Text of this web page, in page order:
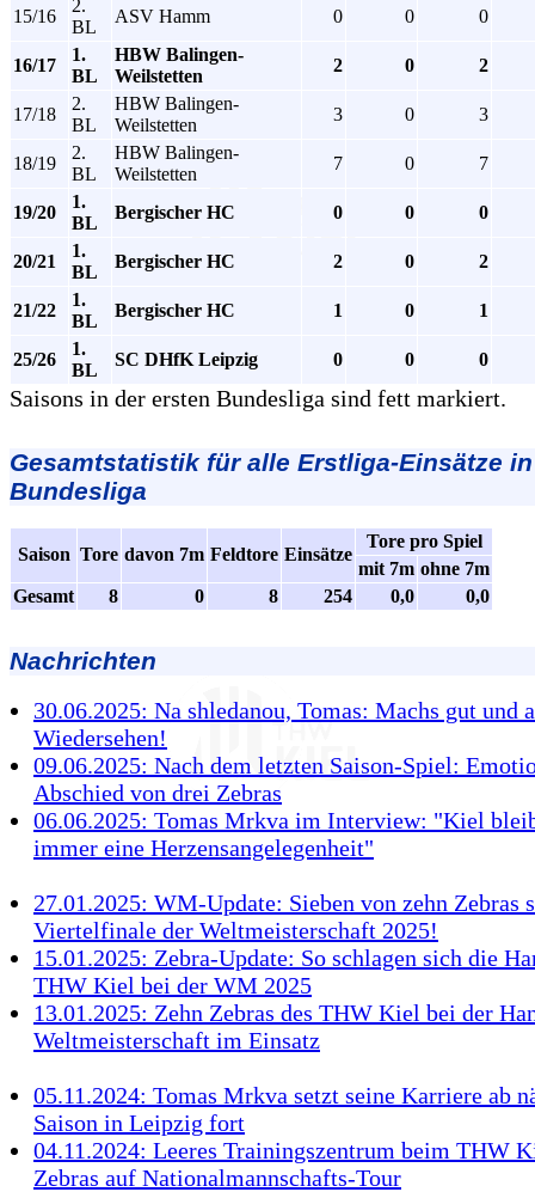
15/16
2.
BL
ASV Hamm 0 0 0
16/17
1.
BL
HBW Balingen-
Weilstetten
2 0 2
17/18
2.
BL
HBW Balingen-
Weilstetten
3 0 3
18/19
2.
BL
HBW Balingen-
Weilstetten
7 0 7
19/20
1.
BL
Bergischer HC 0 0 0
20/21
1.
BL
Bergischer HC 2 0 2
21/22
1.
BL
Bergischer HC 1 0 1
25/26
1.
BL
SC DHfK Leipzig 0 0 0
Saisons in der ersten Bundesliga sind fett markiert.
Gesamtstatistik für alle Erstliga-Einsätze
Bundesliga
Saison Tore davon 7m Feldtore Einsätze
Tore pro Spiel
mit 7m ohne 7m
Gesamt
8 0 8 254 0,0 0,0
Nachrichten
30.06.2025: Na shledanou, Tomas: Machs gut und
Wiedersehen!
09.06.2025: Nach dem letzten Saison-Spiel:
Abschied von drei Zebras
06.06.2025: Tomas Mrkva im Interview: "Kiel
immer eine Herzensangelegenheit"
27.01.2025: WM-Update: Sieben von zehn Zebras
Viertelfinale der Weltmeisterschaft 2025!
15.01.2025: Zebra-Update: So schlagen sich die
THW Kiel bei der WM 2025
13.01.2025: Zehn Zebras des THW Kiel bei der
Weltmeisterschaft im Einsatz
05.11.2024: Tomas Mrkva setzt seine Karriere ab
Saison in Leipzig fort
04.11.2024: Leeres Trainingszentrum beim THW
Zebras auf Nationalmannschafts-Tour